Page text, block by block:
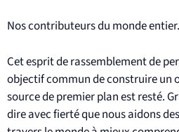
Nos contributeurs du monde entier.
Cet esprit de rassemblement de
objectif commun de construire un
source de premier plan est resté.
dire avec fierté que nous aidons